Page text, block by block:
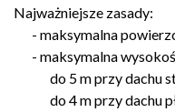
Najważniejsze zasady:
- maksymalna
- maksymalna
do 5 m przy dachu
do 4 m przy dachu